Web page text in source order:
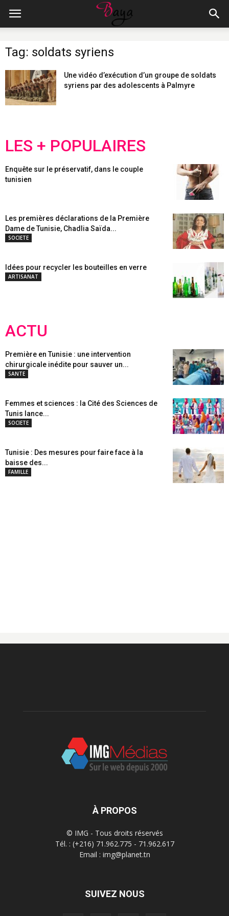
Tag: soldats syriens
Une vidéo d’exécution d’un groupe de soldats
syriens par des adolescents à Palmyre
LES + POPULAIRES
Enquête sur le préservatif, dans le couple
tunisien
Les premières déclarations de la Première
Dame de Tunisie, Chadlia Saïda...
SOCIETE
Idées pour recycler les bouteilles en verre
ARTISANAT
ACTU
Première en Tunisie : une intervention
chirurgicale inédite pour sauver un...
SANTE
Femmes et sciences : la Cité des Sciences de
Tunis lance...
SOCIETE
Tunisie : Des mesures pour faire face à la
baisse des...
FAMILLE
À PROPOS
© IMG - Tous droits réservés
Tél. : (+216) 71.962.775 - 71.962.617
Email : img@planet.tn
SUIVEZ NOUS